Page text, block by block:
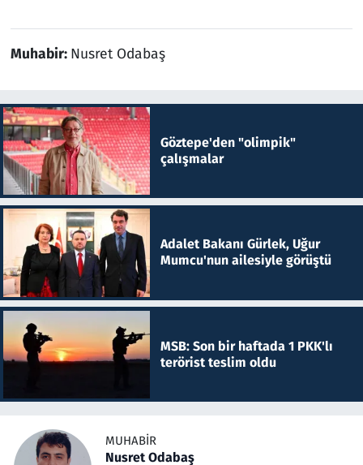
Muhabir: Nusret Odabaş
Göztepe'den "olimpik"
çalışmalar
Adalet Bakanı Gürlek, Uğur
Mumcu'nun ailesiyle görüştü
MSB: Son bir haftada 1 PKK'lı
terörist teslim oldu
MUHABIR
Nusret Odabaş